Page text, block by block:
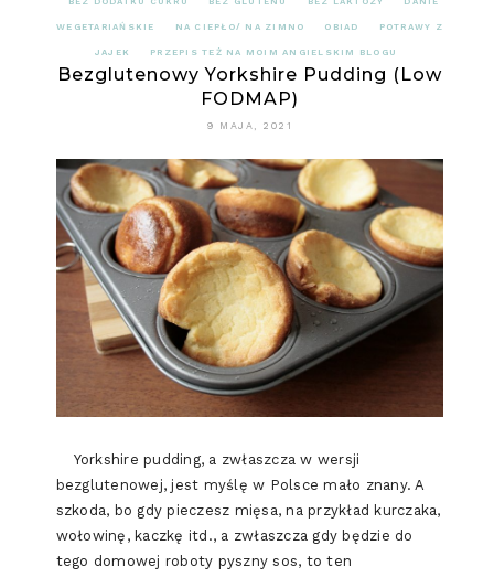
WEGETARIAŃSKIE NA CIEPŁO/ NA ZIMNO OBIAD POTRAWY Z
JAJEK PRZEPIS TEŻ NA MOIM ANGIELSKIM BLOGU
Bezglutenowy Yorkshire Pudding (Low
FODMAP)
9 MAJA, 2021
Yorkshire pudding, a zwłaszcza w wersji
bezglutenowej, jest myślę w Polsce mało znany. A
szkoda, bo gdy pieczesz mięsa, na przykład kurczaka,
wołowinę, kaczkę itd., a zwłaszcza gdy będzie do
tego domowej roboty pyszny sos, to ten